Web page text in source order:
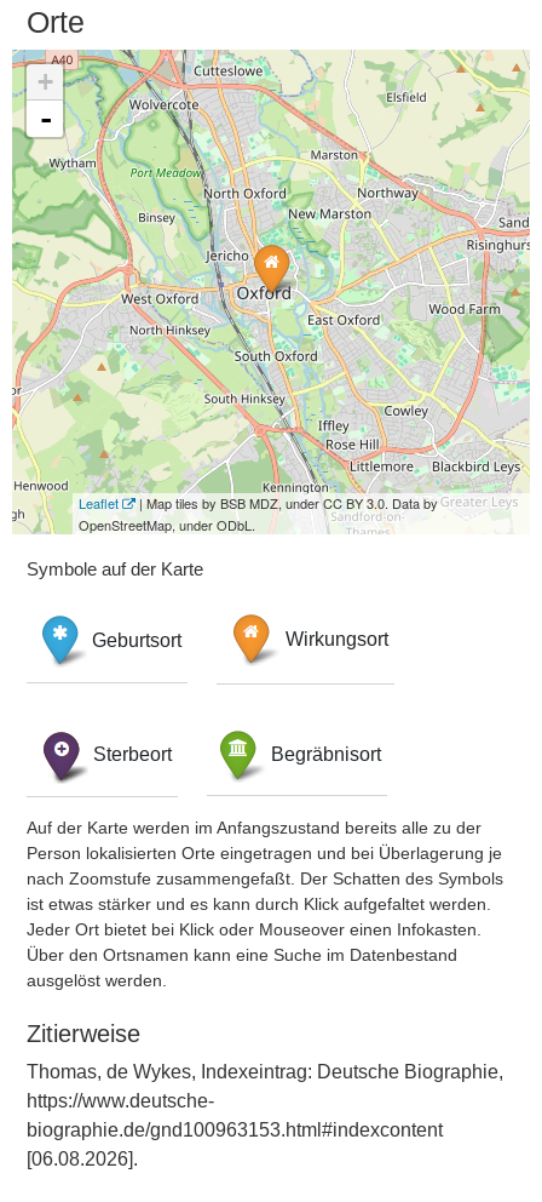
Orte
+
-
Leaflet
| Map tiles by BSB MDZ, under CC BY 3.0. Data by
OpenStreetMap, under ODbL.
Symbole auf der Karte
Geburtsort Wirkungsort
Sterbeort Begräbnisort
Auf der Karte werden im Anfangszustand bereits alle zu der
Person lokalisierten Orte eingetragen und bei Überlagerung je
nach Zoomstufe zusammengefaßt. Der Schatten des Symbols
ist etwas stärker und es kann durch Klick aufgefaltet werden.
Jeder Ort bietet bei Klick oder Mouseover einen Infokasten.
Über den Ortsnamen kann eine Suche im Datenbestand
ausgelöst werden.
Zitierweise
Thomas, de Wykes, Indexeintrag: Deutsche Biographie,
https://www.deutsche-
biographie.de/gnd100963153.html#indexcontent
[06.08.2026].